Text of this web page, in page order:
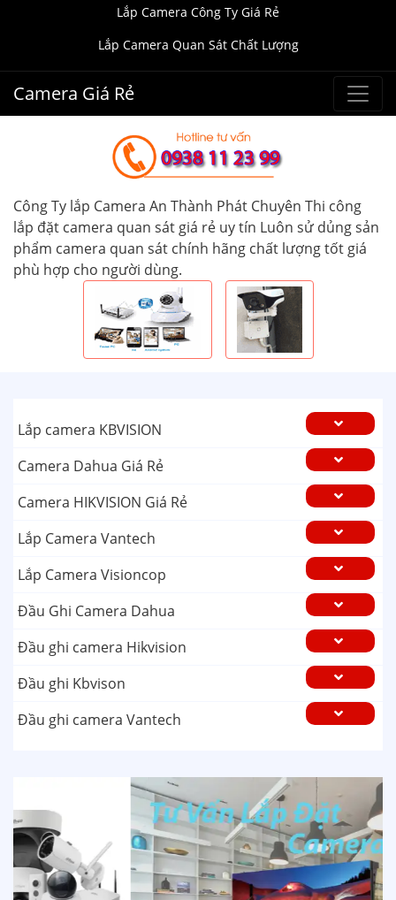
Lắp Camera Công Ty Giá Rẻ
Lắp Camera Quan Sát Chất Lượng
Camera Giá Rẻ
Công Ty lắp Camera An Thành Phát Chuyên Thi công
lắp đặt camera quan sát giá rẻ uy tín Luôn sử dủng sản
phẩm camera quan sát chính hãng chất lượng tốt giá
phù hợp cho người dùng.
Lắp camera KBVISION
Camera Dahua Giá Rẻ
Camera HIKVISION Giá Rẻ
Lắp Camera Vantech
Lắp Camera Visioncop
Đầu Ghi Camera Dahua
Đầu ghi camera Hikvision
Đầu ghi Kbvison
Đầu ghi camera Vantech